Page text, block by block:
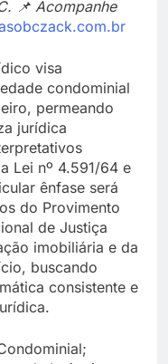
📌 Acompanhe
visa
condominial
permeando
jurídica
Lei nº 4.591/64 e
ênfase será
do Provimento
de Justiça
imobiliária e da
buscando
consistente e